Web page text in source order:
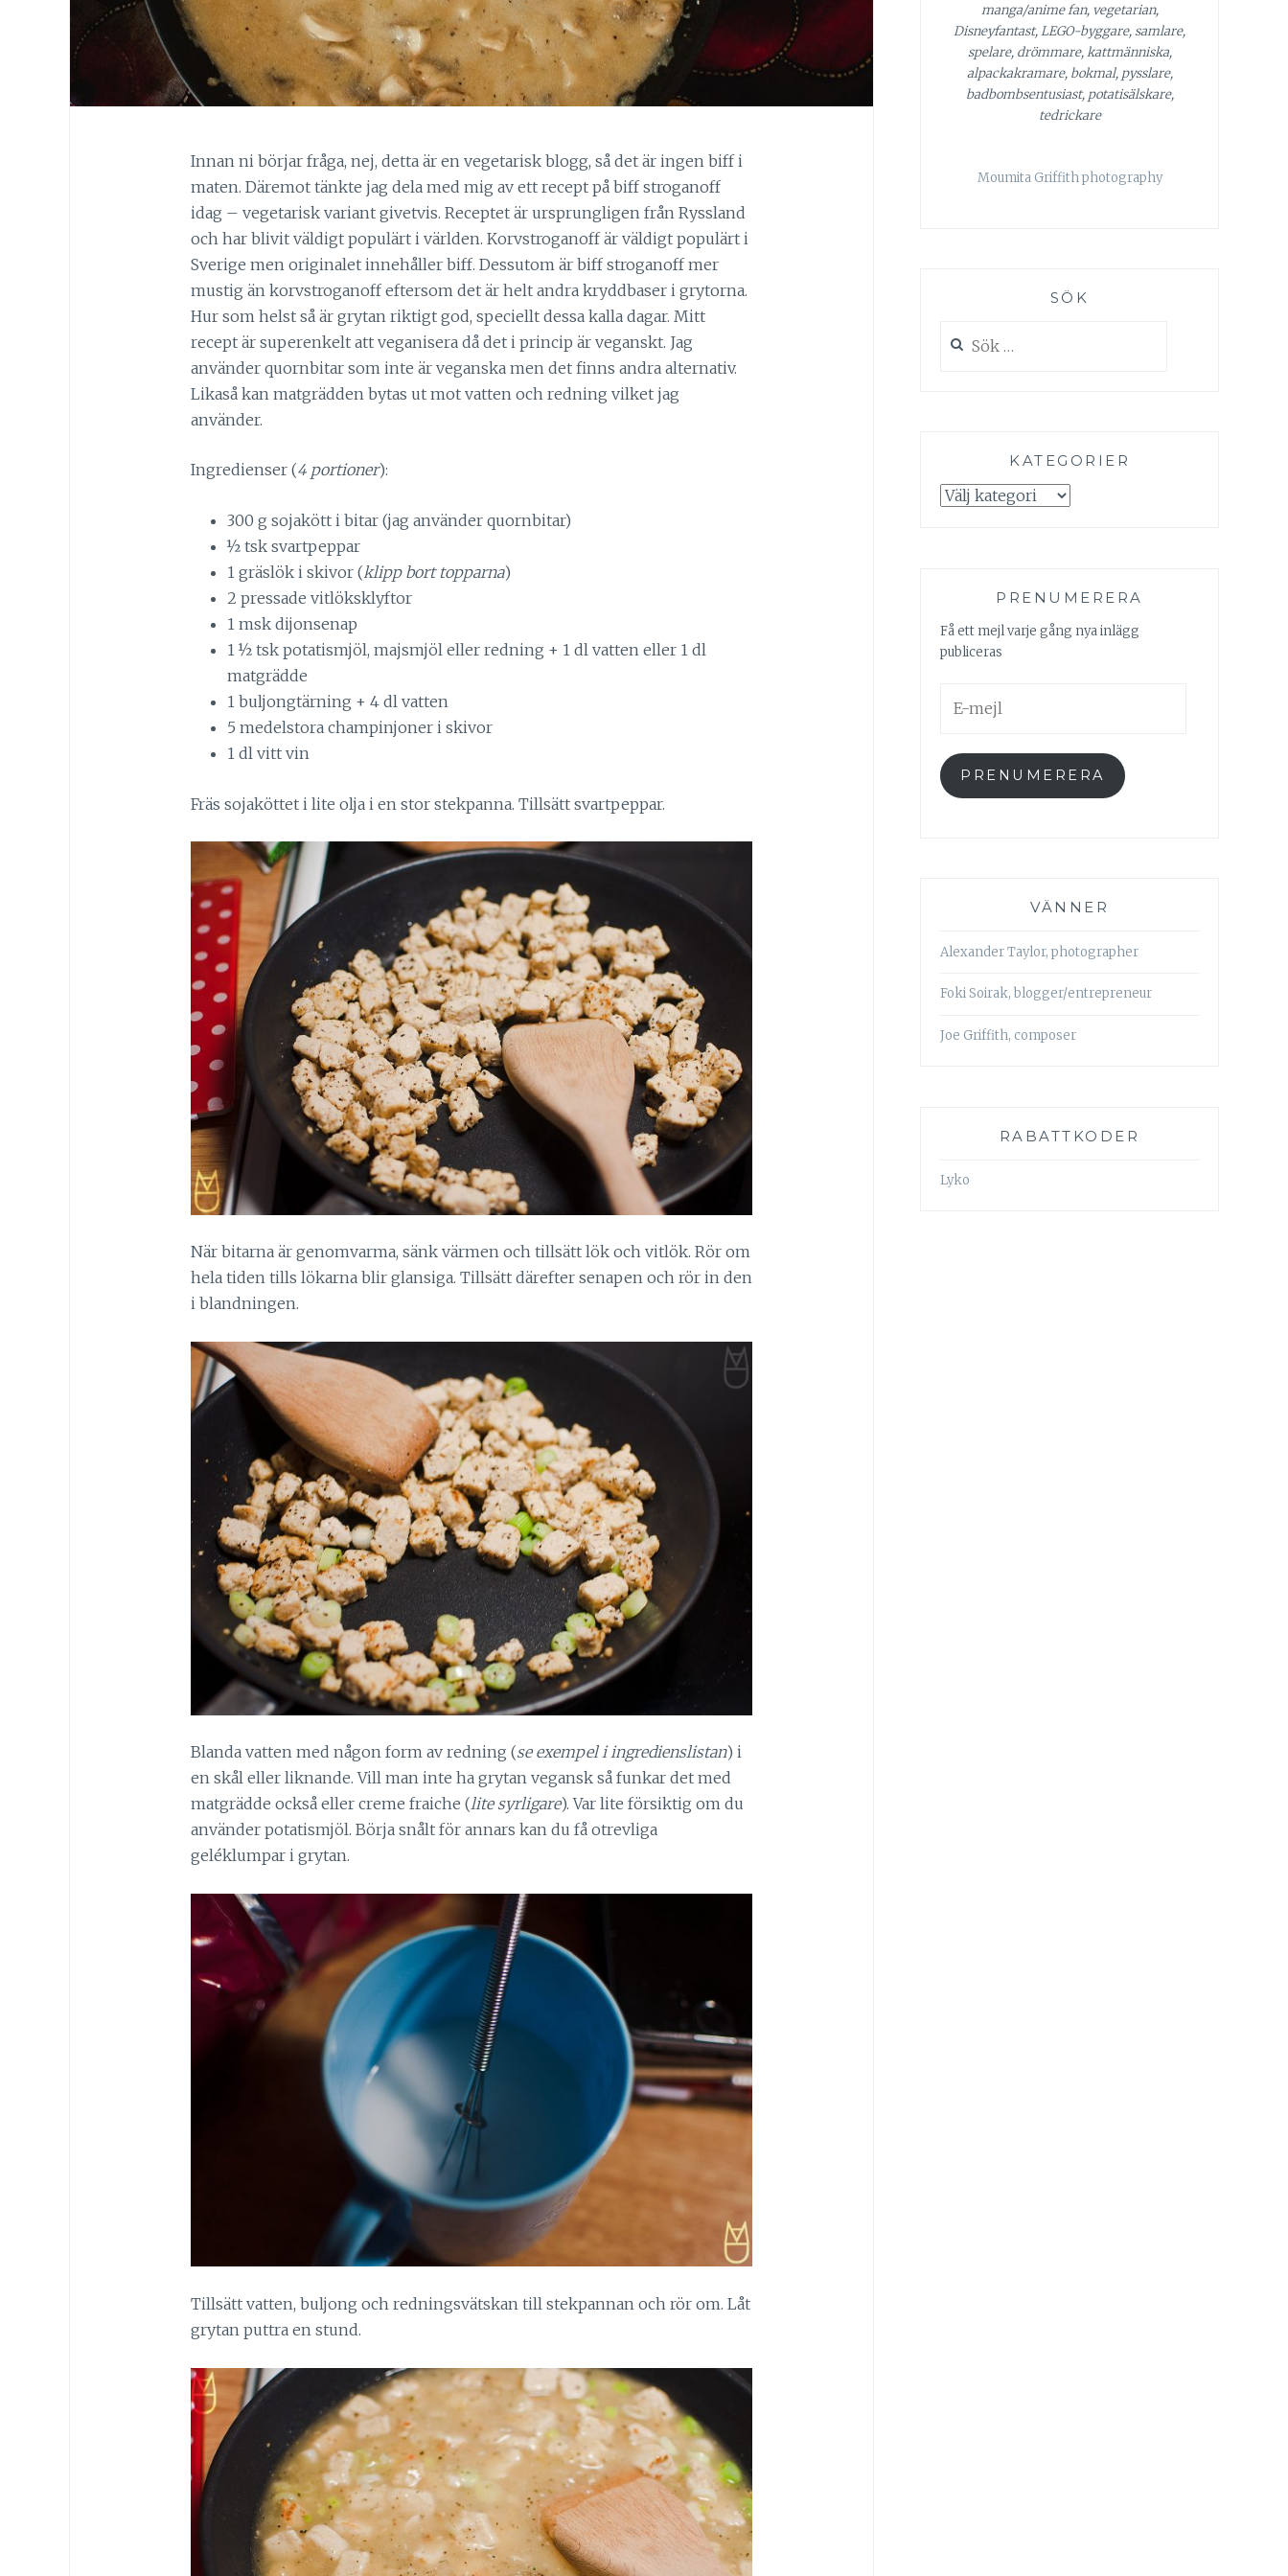
Innan ni börjar fråga, nej, detta är en vegetarisk blogg, så det är ingen biff i
maten. Däremot tänkte jag dela med mig av ett recept på biff stroganoff
idag – vegetarisk variant givetvis. Receptet är ursprungligen från Ryssland
och har blivit väldigt populärt i världen. Korvstroganoff är väldigt populärt i
Sverige men originalet innehåller biff. Dessutom är biff stroganoff mer
mustig än korvstroganoff eftersom det är helt andra kryddbaser i grytorna.
Hur som helst så är grytan riktigt god, speciellt dessa kalla dagar. Mitt
recept är superenkelt att veganisera då det i princip är veganskt. Jag
använder quornbitar som inte är veganska men det finns andra alternativ.
Likaså kan matgrädden bytas ut mot vatten och redning vilket jag
använder.
Ingredienser (4 portioner):
300 g sojakött i bitar (jag använder quornbitar)
½ tsk svartpeppar
1 gräslök i skivor (klipp bort topparna)
2 pressade vitlöksklyftor
1 msk dijonsenap
1 ½ tsk potatismjöl, majsmjöl eller redning + 1 dl vatten eller 1 dl
matgrädde
1 buljongtärning + 4 dl vatten
5 medelstora champinjoner i skivor
1 dl vitt vin
Fräs sojaköttet i lite olja i en stor stekpanna. Tillsätt svartpeppar.
När bitarna är genomvarma, sänk värmen och tillsätt lök och vitlök. Rör om
hela tiden tills lökarna blir glansiga. Tillsätt därefter senapen och rör in den
i blandningen.
Blanda vatten med någon form av redning (se exempel i ingredienslistan) i
en skål eller liknande. Vill man inte ha grytan vegansk så funkar det med
matgrädde också eller creme fraiche (lite syrligare). Var lite försiktig om du
använder potatismjöl. Börja snålt för annars kan du få otrevliga
geléklumpar i grytan.
Tillsätt vatten, buljong och redningsvätskan till stekpannan och rör om. Låt
grytan puttra en stund.
manga/anime fan, vegetarian,
Disneyfantast, LEGO-byggare, samlare,
spelare, drömmare, kattmänniska,
alpackakramare, bokmal, pysslare,
badbombsentusiast, potatisälskare,
tedrickare
Moumita Griffith photography
SÖK
efter:
KATEGORIER
Kategorier
PRENUMERERA
Få ett mejl varje gång nya inlägg
publiceras
mejl
PRENUMERERA
VÄNNER
Alexander Taylor, photographer
Foki Soirak, blogger/entrepreneur
Joe Griffith, composer
RABATTKODER
Lyko